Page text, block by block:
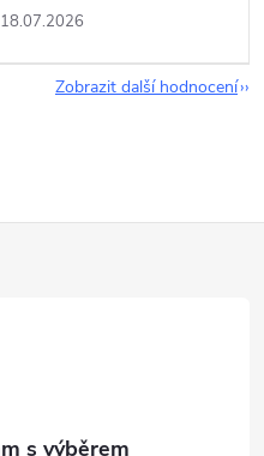
18.07.2026
Zobrazit další hodnocení